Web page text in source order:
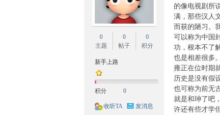
0
主题
0
帖子
0
积分
新手上路
积分 0
收听TA 发消息
的像电视剧所
满，那些汉人
而获的陋习。
可以称为中国
功，根本不了
也是相差很多
雍正在位时期
历史是没有假
也可称为前无
就是和珅了吧
许还有些才学